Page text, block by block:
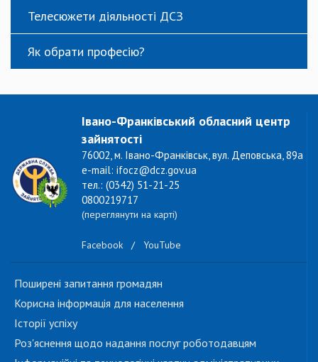
Телесюжети діяльності ДСЗ
Як обрати професію?
Івано-Франківський обласний центр
зайнятості
76002, м. Івано-Франківськ, вул. Деповська, 89а
e-mail: ifocz@dcz.gov.ua
тел.: (0342) 51-21-25
0800219717
(переглянути на карті)
Facebook / YouTube
Поширені запитання громадян
Корисна інформація для населення
Історії успіху
Роз'яснення щодо надання послуг роботодавцям